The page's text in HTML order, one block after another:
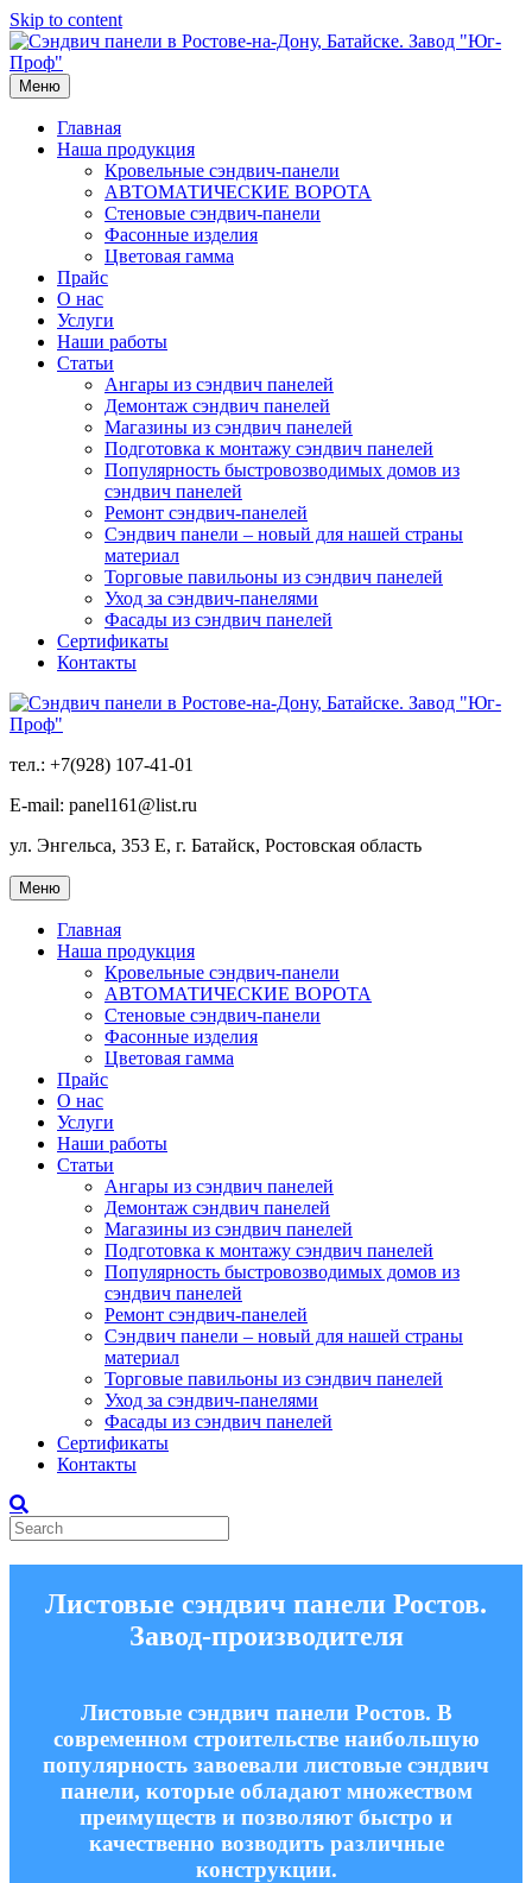
Skip to content
Меню
Главная
Наша продукция
Кровельные сэндвич-панели
АВТОМАТИЧЕСКИЕ ВОРОТА
Стеновые сэндвич-панели
Фасонные изделия
Цветовая гамма
Прайс
О нас
Услуги
Наши работы
Статьи
Ангары из сэндвич панелей
Демонтаж сэндвич панелей
Магазины из сэндвич панелей
Подготовка к монтажу сэндвич панелей
Популярность быстровозводимых домов из
сэндвич панелей
Ремонт сэндвич-панелей
Сэндвич панели – новый для нашей страны
материал
Торговые павильоны из сэндвич панелей
Уход за сэндвич-панелями
Фасады из сэндвич панелей
Сертификаты
Контакты
тел.: +7(928) 107-41-01
E-mail: panel161@list.ru
ул. Энгельса, 353 Е, г. Батайск, Ростовская область
Меню
Главная
Наша продукция
Кровельные сэндвич-панели
АВТОМАТИЧЕСКИЕ ВОРОТА
Стеновые сэндвич-панели
Фасонные изделия
Цветовая гамма
Прайс
О нас
Услуги
Наши работы
Статьи
Ангары из сэндвич панелей
Демонтаж сэндвич панелей
Магазины из сэндвич панелей
Подготовка к монтажу сэндвич панелей
Популярность быстровозводимых домов из
сэндвич панелей
Ремонт сэндвич-панелей
Сэндвич панели – новый для нашей страны
материал
Торговые павильоны из сэндвич панелей
Уход за сэндвич-панелями
Фасады из сэндвич панелей
Сертификаты
Контакты
Листовые сэндвич панели Ростов.
Завод-производителя
Листовые сэндвич панели Ростов. В
современном строительстве наибольшую
популярность завоевали листовые сэндвич
панели, которые обладают множеством
преимуществ и позволяют быстро и
качественно возводить различные
конструкции.